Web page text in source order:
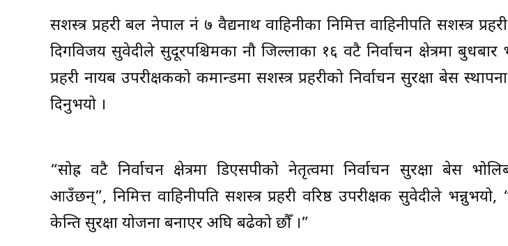
सशस्त्र प्रहरी बल नेपाल नं ७ वैद्यनाथ वाहिनीका निमित्त वाहिनीपति सशस्त्र
दिगविजय सुवेदीले सुदूरपश्चिमका नौ जिल्लाका १६ वटै निर्वाचन क्षेत्रमा बुधबार
प्रहरी नायब उपरीक्षकको कमान्डमा सशस्त्र प्रहरीको निर्वाचन सुरक्षा बेस
दिनुभयो ।
“सोह्र वटै निर्वाचन क्षेत्रमा डिएसपीको नेतृत्वमा निर्वाचन सुरक्षा बेस
आउँछन्”, निमित्त वाहिनीपति सशस्त्र प्रहरी वरिष्ठ उपरीक्षक सुवेदीले भन्नुभयो,
केन्द्रित सुरक्षा योजना बनाएर अघि बढेको छौँ ।”